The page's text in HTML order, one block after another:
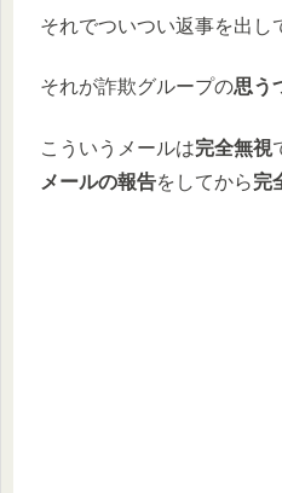
それでついつい返事を出し
それが詐欺グループの思う
こういうメールは完全無視
メールの報告をしてから完